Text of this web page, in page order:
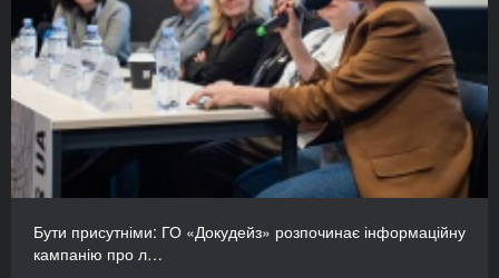
Бути присутніми: ГО «Докудейз» розпочинає інформаційну
кампанію про л…